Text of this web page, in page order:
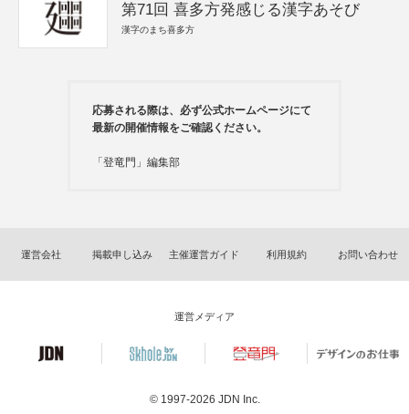
第71回 喜多方発感じる漢字あそび
漢字のまち喜多方
応募される際は、必ず公式ホームページにて
最新の開催情報をご確認ください。
「登竜門」編集部
運営会社 掲載申し込み 主催運営ガイド 利用規約 お問い合わせ
運営メディア
© 1997-2026 JDN Inc.